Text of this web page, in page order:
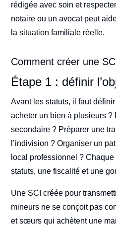
rédigée avec soin et
notaire ou un avocat peut
la situation familiale réelle.
Comment créer une
Étape 1 : définir
Avant les statuts, il faut
acheter un bien à plusieurs ?
secondaire ? Préparer une
l’indivision ? Organiser un
local professionnel ?
statuts, une fiscalité et une
Une SCI créée pour
mineurs ne se conçoit pas
et sœurs qui achètent une